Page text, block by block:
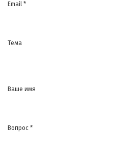
Email *
Тема
Ваше имя
Вопрос *